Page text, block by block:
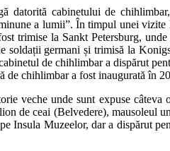
datorită cabinetului de
a lumii”. În timpul unei
trimise la Sankt Petersburg,
soldații germani și trimisă la
de chihlimbar a dispărut
de chihlimbar a fost inaugurată în
veche unde sunt expuse
de ceai (Belvedere), mausoleul
Insula Muzeelor, dar a dispărut